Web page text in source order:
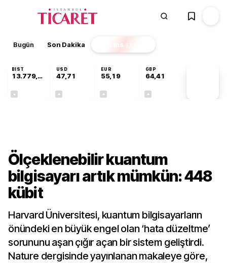
Bugün Son Dakika Finans EKSTRA
BIST
13.779,39
USD
47,71
EUR
55,19
GBP
64,41
Ölçeklenebilir kuantum
bilgisayarı artık mümkün: 448
kübit
Harvard Üniversitesi, kuantum bilgisayarların
önündeki en büyük engel olan ‘hata düzeltme’
sorununu aşan çığır açan bir sistem geliştirdi.
Nature dergisinde yayınlanan makaleye göre,